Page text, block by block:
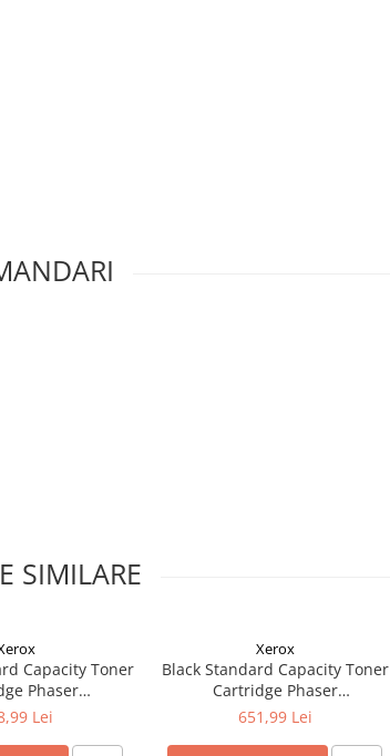
SIMILARE
Capacity Toner
Phaser
6515
Lei
Xerox
Black Standard Capacity Toner
Cartridge Phaser
6510/WorkCentre 6515
651,99 Lei